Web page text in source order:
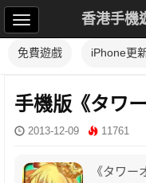
香港手機
免費遊戲 iPhone更
手機版《タワ
2013-12-09 11761
《タワ